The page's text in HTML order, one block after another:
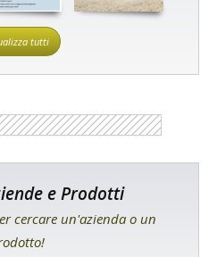
tutti
e Prodotti
cercare un'azienda o un